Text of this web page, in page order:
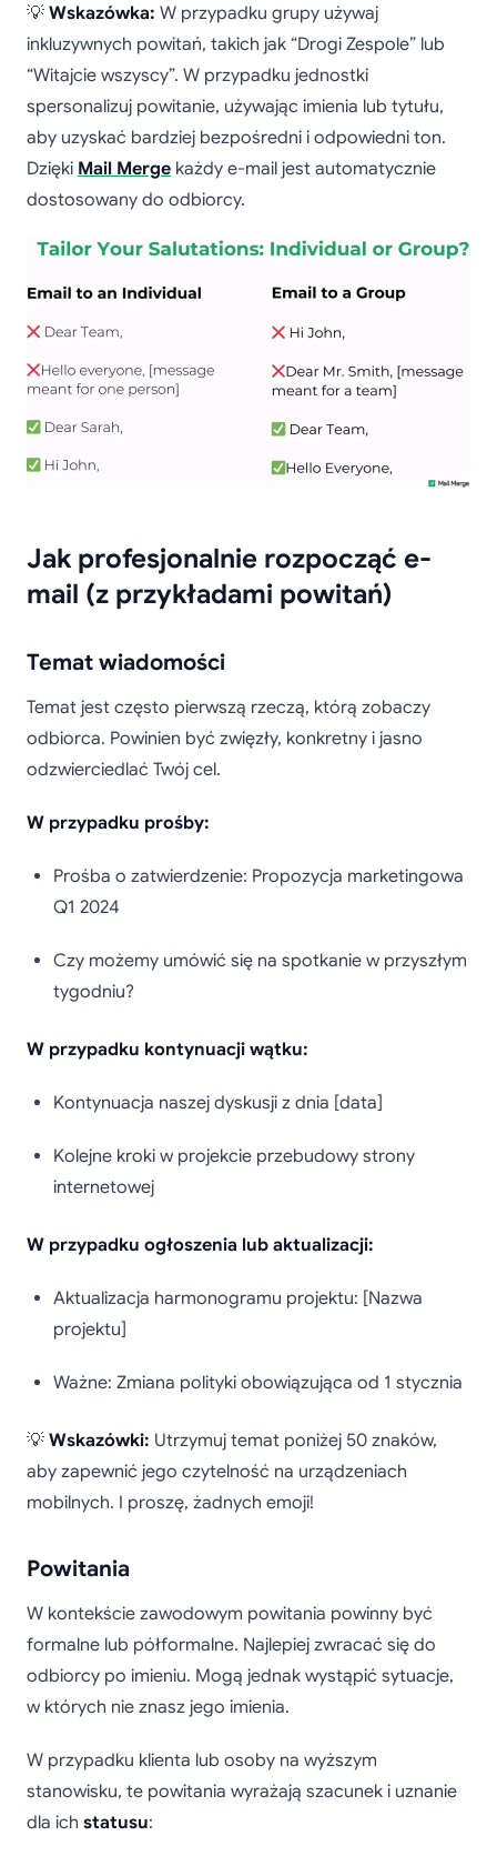
💡 Wskazówka: W przypadku grupy używaj
inkluzywnych powitań, takich jak “Drogi Zespole” lub
“Witajcie wszyscy”. W przypadku jednostki
spersonalizuj powitanie, używając imienia lub tytułu,
aby uzyskać bardziej bezpośredni i odpowiedni ton.
Dzięki Mail Merge każdy e-mail jest automatycznie
dostosowany do odbiorcy.
Jak profesjonalnie rozpocząć e-
mail (z przykładami powitań)
Temat wiadomości
Temat jest często pierwszą rzeczą, którą zobaczy
odbiorca. Powinien być zwięzły, konkretny i jasno
odzwierciedlać Twój cel.
W przypadku prośby:
Prośba o zatwierdzenie: Propozycja marketingowa
Q1 2024
Czy możemy umówić się na spotkanie w przyszłym
tygodniu?
W przypadku kontynuacji wątku:
Kontynuacja naszej dyskusji z dnia [data]
Kolejne kroki w projekcie przebudowy strony
internetowej
W przypadku ogłoszenia lub aktualizacji:
Aktualizacja harmonogramu projektu: [Nazwa
projektu]
Ważne: Zmiana polityki obowiązująca od 1 stycznia
💡 Wskazówki: Utrzymuj temat poniżej 50 znaków,
aby zapewnić jego czytelność na urządzeniach
mobilnych. I proszę, żadnych emoji!
Powitania
W kontekście zawodowym powitania powinny być
formalne lub półformalne. Najlepiej zwracać się do
odbiorcy po imieniu. Mogą jednak wystąpić sytuacje,
w których nie znasz jego imienia.
W przypadku klienta lub osoby na wyższym
stanowisku, te powitania wyrażają szacunek i uznanie
dla ich statusu: